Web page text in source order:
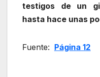
testigos de un
hasta hace unas
Fuente: Página 12